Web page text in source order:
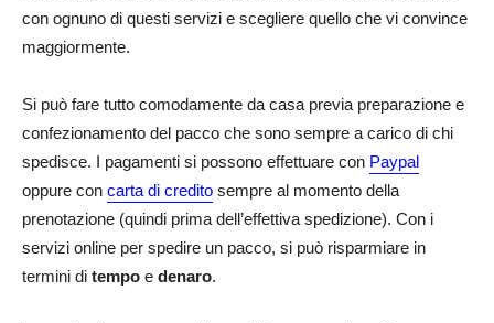
con ognuno di questi servizi e scegliere quello che vi convince
maggiormente.
Si può fare tutto comodamente da casa previa preparazione e
confezionamento del pacco che sono sempre a carico di chi
spedisce. I pagamenti si possono effettuare con Paypal
oppure con carta di credito sempre al momento della
prenotazione (quindi prima dell’effettiva spedizione). Con i
servizi online per spedire un pacco, si può risparmiare in
termini di tempo e denaro.